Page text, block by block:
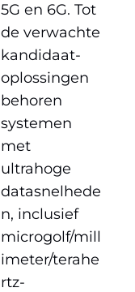
5G en 6G. Tot
de verwachte
kandidaat-
oplossingen
behoren
systemen
met
ultrahoge
datasnelhede
n, inclusief
microgolf/mill
imeter/terahe
rtz-